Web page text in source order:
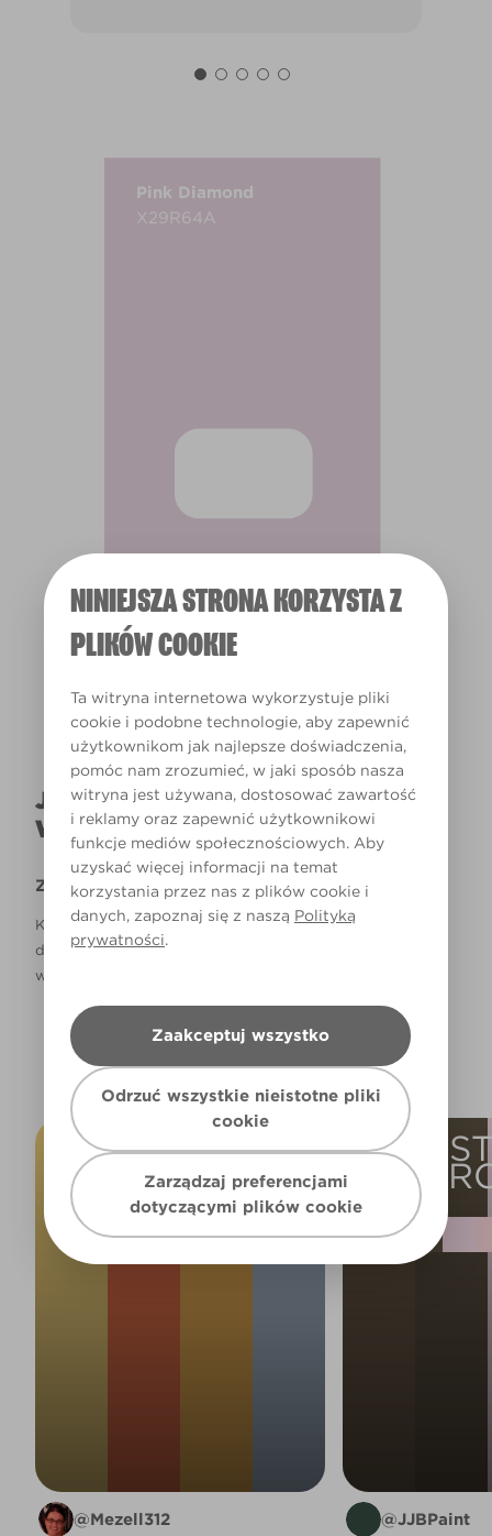
NINIEJSZA STRONA KORZYSTA Z
PLIKÓW COOKIE
Ta witryna internetowa wykorzystuje pliki
cookie i podobne technologie, aby zapewnić
użytkownikom jak najlepsze doświadczenia,
pomóc nam zrozumieć, w jaki sposób nasza
witryna jest używana, dostosować zawartość
i reklamy oraz zapewnić użytkownikowi
funkcje mediów społecznościowych. Aby
uzyskać więcej informacji na temat
korzystania przez nas z plików cookie i
danych, zapoznaj się z naszą Polityką
prywatności.
Zaakceptuj wszystko
Odrzuć wszystkie nieistotne pliki
cookie
Zarządzaj preferencjami
dotyczącymi plików cookie
Pink Diamond
X29R64A
Światło dzienne
JAK NAPRAWDĘ KOLOR BĘDZIE
WYGLĄDAŁ W TWOIM DOMU?
Zastrzeżenie
Kolory, które są widoczne na monitorze i/lub kolory
drukowane, mogą się różnić od rzeczywistych, dostępnych
w sklepach.
WINNIE THE
POOH
@Mezell312
PC
@JJBPaint